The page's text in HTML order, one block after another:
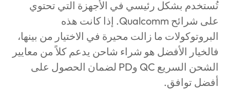
تُستخدم بشكل رئيسي في الأجهزة التي تحتوي
على شرائح Qualcomm. إذا كانت هذه
البروتوكولات ما زالت محيرة في الاختيار من بينها،
فالخيار الأفضل هو شراء شاحن يدعم كلاً من معايير
الشحن السريع QC وPD لضمان الحصول على
أفضل توافق.